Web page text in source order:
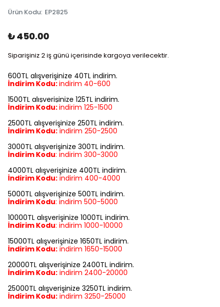
Ürün Kodu: EP2825
₺ 450.00
Siparişiniz 2 iş günü içerisinde kargoya verilecektir.
600TL alışverişinize 40TL indirim.
İndirim Kodu:indirim 40-600
1500TL alışverişinize 125TL indirim.
İndirim Kodu:indirim 125-1500
2500TL alışverişinize 250TL indirim.
İndirim Kodu: indirim 250-2500
3000TL alışverişinize 300TL indirim.
İndirim Kodu: indirim 300-3000
4000TL alışverişinize 400TL indirim.
İndirim Kodu: indirim 400-4000
5000TL alışverişinize 500TL indirim.
İndirim Kodu: indirim 500-5000
10000TL alışverişinize 1000TL indirim.
İndirim Kodu: indirim 1000-10000
15000TL alışverişinize 1650TL indirim.
İndirim Kodu: indirim 1650-15000
20000TL alışverişinize 2400TL indirim.
İndirim Kodu: indirim 2400-20000
25000TL alışverişinize 3250TL indirim.
İndirim Kodu: indirim 3250-25000